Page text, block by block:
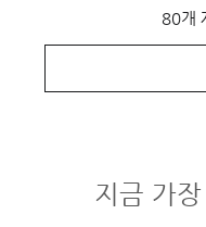
80개
지금 가